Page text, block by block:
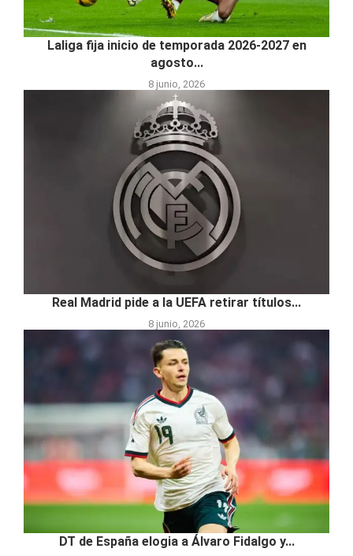
Laliga fija inicio de temporada 2026-2027 en
agosto...
8 junio, 2026
Real Madrid pide a la UEFA retirar títulos...
8 junio, 2026
DT de España elogia a Álvaro Fidalgo y...